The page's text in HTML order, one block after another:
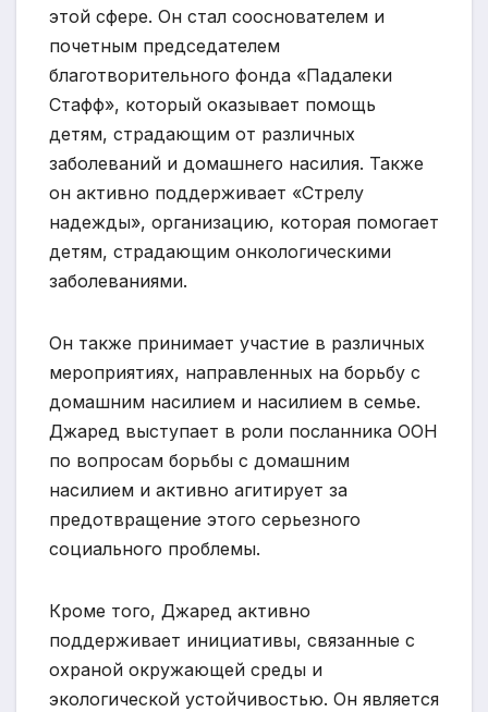
этой сфере. Он стал сооснователем и
почетным председателем
благотворительного фонда «Падалеки
Стафф», который оказывает помощь
детям, страдающим от различных
заболеваний и домашнего насилия. Также
он активно поддерживает «Стрелу
надежды», организацию, которая помогает
детям, страдающим онкологическими
заболеваниями.
Он также принимает участие в различных
мероприятиях, направленных на борьбу с
домашним насилием и насилием в семье.
Джаред выступает в роли посланника ООН
по вопросам борьбы с домашним
насилием и активно агитирует за
предотвращение этого серьезного
социального проблемы.
Кроме того, Джаред активно
поддерживает инициативы, связанные с
охраной окружающей среды и
экологической устойчивостью. Он является